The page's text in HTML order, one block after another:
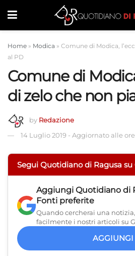
Home » Modica » Comune di Modica,
al PD
Comune di
di zelo che non
by Redazione
14 Luglio 2019 - Aggiornato alle ore
Segui Quotidiano di Ragusa su
Aggiungi Quotidiano di
Fonti preferite
Quando cercherai una
facilmente i nostri articoli su
AGGIUNGI